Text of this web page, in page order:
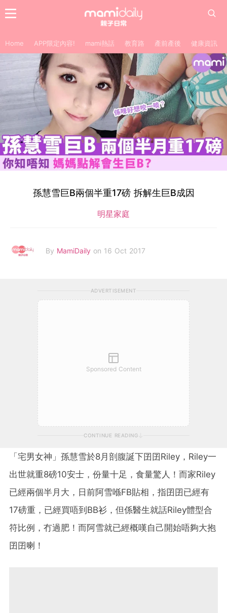
Home APP限定內容! mami熱話 教育路 產前產後 健康資訊
孫慧雪巨B兩個半重17磅 拆解生巨B成因
明星家庭
By MamiDaily on 16 Oct 2017
ADVERTISEMENT
Sponsored Content
CONTINUE READING
「宅男女神」孫慧雪於8月剖腹誕下囝囝Riley，Riley一
出世就重8磅10安士，份量十足，食量驚人！而家Riley
已經兩個半月大，日前阿雪喺FB貼相，指囝囝已經有
17磅重，已經買唔到BB衫，但係醫生就話Riley體型合
符比例，冇過肥！而阿雪就已經概嘆自己開始唔夠大抱
囝囝喇！